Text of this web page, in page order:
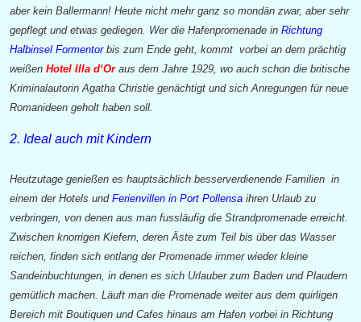
aber kein Ballermann! Heute nicht mehr ganz so mondän zwar, aber sehr
gepflegt und etwas gediegen. Wer die Hafenpromenade in Richtung
Halbinsel Formentor bis zum Ende geht, kommt vorbei an dem prächtig
weißen Hotel Illa d‘Or aus dem Jahre 1929, wo auch schon die britische
Kriminalautorin Agatha Christie genächtigt und sich Anregungen für neue
Romanideen geholt haben soll.
2. Ideal auch mit Kindern
Heutzutage genießen es hauptsächlich besserverdienende Familien in
einem der Hotels und Ferienvillen in Port Pollensa ihren Urlaub zu
verbringen, von denen aus man fussläufig die Strandpromenade erreicht.
Zwischen knorrigen Kiefern, deren Äste zum Teil bis über das Wasser
reichen, finden sich entlang der Promenade immer wieder kleine
Sandeinbuchtungen, in denen es sich Urlauber zum Baden und Plaudern
gemütlich machen. Läuft man die Promenade weiter aus dem quirligen
Bereich mit Boutiquen und Cafes hinaus am Hafen vorbei in Richtung